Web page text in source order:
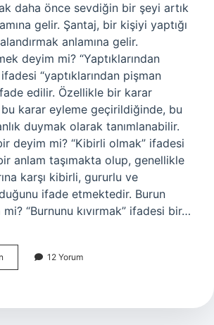
daha önce sevdiğin bir şeyi artık
gelir. Şantaj, bir kişiyi yaptığı
anlamına gelir.
deyim mi? “Yaptıklarından
“yaptıklarından pişman
edilir. Özellikle bir karar
karar eyleme geçirildiğinde, bu
duymak olarak tanımlanabilir.
deyim mi? “Kibirli olmak” ifadesi
anlam taşımakta olup, genellikle
karşı kibirli, gururlu ve
ifade etmektedir. Burun
mi? “Burnunu kıvırmak” ifadesi bir…
Burnunu
Sokmak
12 Yorum